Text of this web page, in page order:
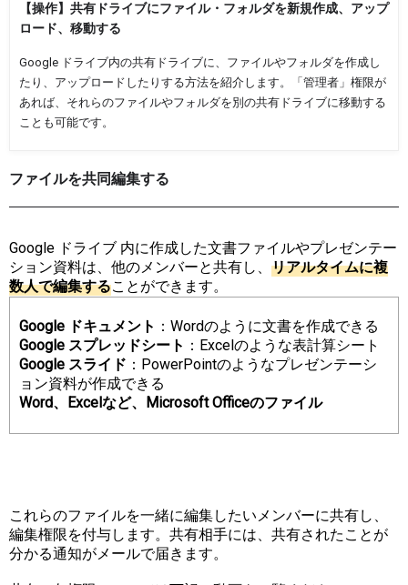
【操作】共有ドライブにファイル・フォルダを新規作成、アップ
ロード、移動する
Google ドライブ内の共有ドライブに、ファイルやフォルダを作成し
たり、アップロードしたりする方法を紹介します。「管理者」権限が
あれば、それらのファイルやフォルダを別の共有ドライブに移動する
ことも可能です。
ファイルを共同編集する
Google ドライブ 内に作成した文書ファイルやプレゼンテー
ション資料は、他のメンバーと共有し、 リアルタイムに複
数人で編集することができます。
Google ドキュメント ：Wordのように文書を作成できる
Google スプレッドシート ：Excelのような表計算シート
Google スライド ：PowerPointのようなプレゼンテーシ
ョン資料が作成できる
Word、Excelなど、Microsoft Officeのファイル
これらのファイルを一緒に編集したいメンバーに共有し、
編集権限を付与します。共有相手には、共有されたことが
分かる通知がメールで届きます。